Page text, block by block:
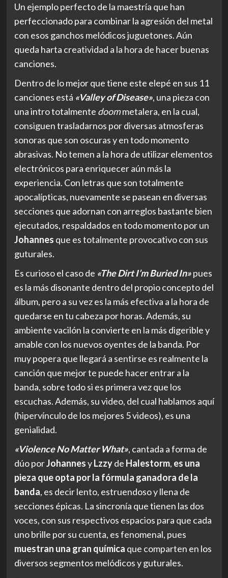
Un ejemplo perfecto de la maestría que han
perfeccionado para combinar la agresión del metal
con esos ganchos melódicos juguetones. Aún
queda harta creatividad a la hora de hacer buenas
canciones.
Dentro de lo mejor que tiene este elepé en sus 11
canciones está «Valley of Disease», una pieza con
una intro totalmente doommetalera, en la cual,
consiguen trasladarnos por diversas atmosferas
sonoras que son oscuras y en todo momento
abrasivas. No temen a la hora de utilizar elementos
electrónicos para enriquecer aún más la
experiencia. Con letras que son totalmente
apocalípticas, nuevamente se pasean en diversas
secciones que adornan con arreglos bastante bien
ejecutados, respaldados en todo momento por un
Johannes que es totalmente provocativo con sus
guturales.
Es curioso el caso de «The Dirt I’m Buried In»pues
es la más disonante dentro del propio concepto del
álbum, pero a su vez es la más efectiva a la hora de
quedarse en tu cabeza por horas. Además, su
ambiente vacilón la convierte en la más digerible y
amable con los nuevos oyentes de la banda. Por
muy popera que llegará a sentirse es realmente la
canción que mejor te puede hacer entrar a la
banda, sobre todo si es primera vez que los
escuchas. Además, su video, del cual hablamos aquí
(hipervínculo de los mejores 5 videos), es una
genialidad.
«Violence No Matter What», cantada a forma de
dúo porJohannesyLzzyde Halestorm, es una
pieza que opta por la fórmula ganadora de la
banda, es decir lento, estruendoso y llena de
secciones épicas. La sincronía que tienen las dos
voces, con sus respectivos espacios para que cada
uno brille por su cuenta, es fenomenal, pues
muestran una gran química que comparten en los
diversos segmentos melódicos y guturales.